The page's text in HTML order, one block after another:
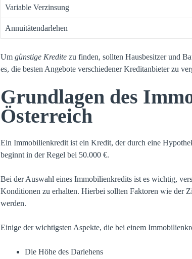
Variable Verzinsung
Annuitätendarlehen
Um günstige Kredite zu finden, sollten Hausbesitzer und
es, die besten Angebote verschiedener Kreditanbieter zu
Grundlagen des
Österreich
Ein Immobilienkredit ist ein Kredit, der durch eine
beginnt in der Regel bei 50.000 €.
Bei der Auswahl eines Immobilienkredits ist es wichtig,
Konditionen zu erhalten. Hierbei sollten Faktoren wie der
werden.
Einige der wichtigsten Aspekte, die bei einem
Die Höhe des Darlehens